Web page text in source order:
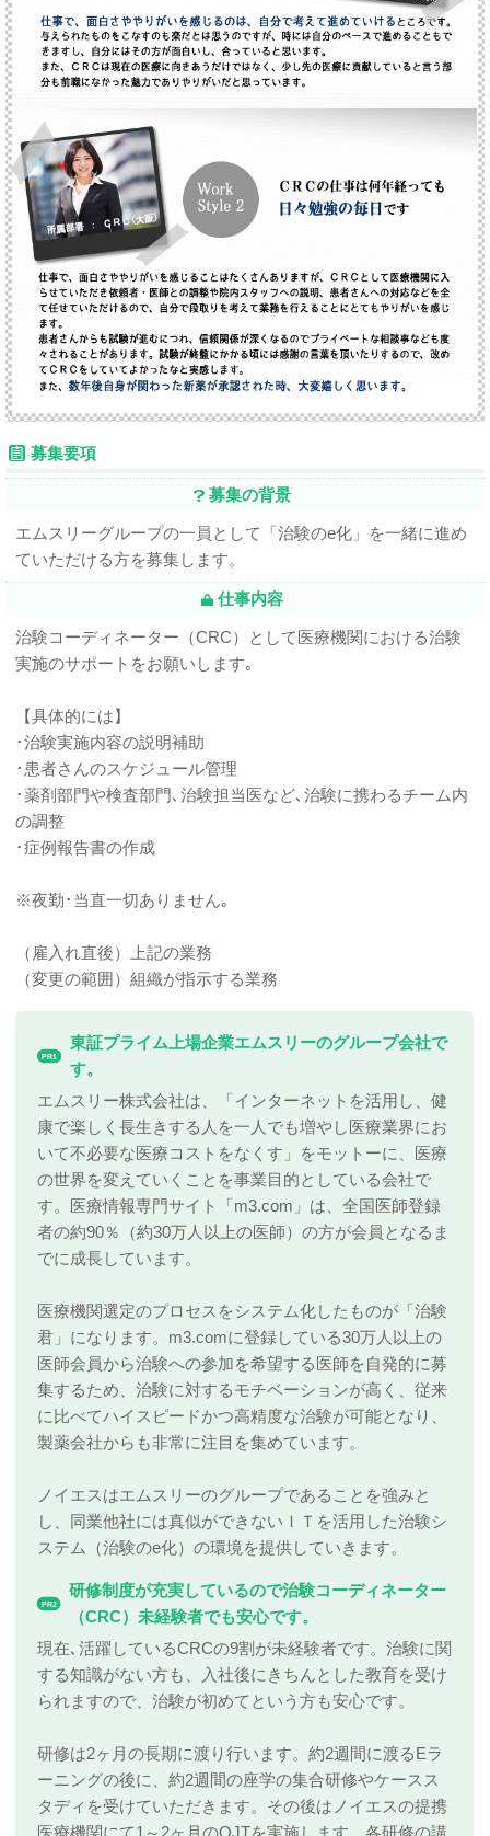
募集要項
募集の背景
エムスリーグループの一員として「治験のe化」を一緒に進め
ていただける方を募集します。
仕事内容
治験コーディネーター（CRC）として医療機関における治験
実施のサポートをお願いします｡
【具体的には】
･治験実施内容の説明補助
･患者さんのスケジュール管理
･薬剤部門や検査部門､治験担当医など､治験に携わるチーム内
の調整
･症例報告書の作成
※夜勤･当直一切ありません｡
（雇入れ直後）上記の業務
（変更の範囲）組織が指示する業務
PR1
東証プライム上場企業エムスリーのグループ会社で
す。
エムスリー株式会社は、「インターネットを活用し、健
康で楽しく長生きする人を一人でも増やし医療業界にお
いて不必要な医療コストをなくす」をモットーに、医療
の世界を変えていくことを事業目的としている会社で
す。医療情報専門サイト「m3.com」は、全国医師登録
者の約90％（約30万人以上の医師）の方が会員となるま
でに成長しています。
医療機関選定のプロセスをシステム化したものが「治験
君」になります。m3.comに登録している30万人以上の
医師会員から治験への参加を希望する医師を自発的に募
集するため、治験に対するモチベーションが高く、従来
に比べてハイスピードかつ高精度な治験が可能となり、
製薬会社からも非常に注目を集めています。
ノイエスはエムスリーのグループであることを強みと
し、同業他社には真似ができないＩＴを活用した治験シ
ステム（治験のe化）の環境を提供していきます。
PR2
研修制度が充実しているので治験コーディネーター
（CRC）未経験者でも安心です。
現在､活躍しているCRCの9割が未経験者です。治験に関
する知識がない方も、入社後にきちんとした教育を受け
られますので、治験が初めてという方も安心です。
研修は2ヶ月の長期に渡り行います。約2週間に渡るEラ
ーニングの後に、約2週間の座学の集合研修やケースス
タディを受けていただきます。その後はノイエスの提携
医療機関にて1～2ヶ月のOJTを実施します。各研修の講